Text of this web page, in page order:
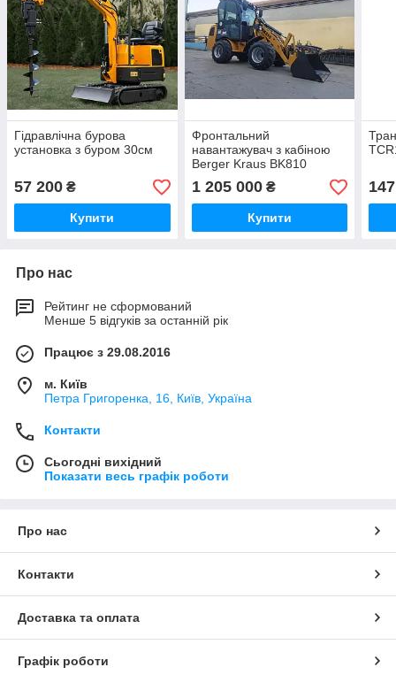
Гідравлічна бурова
установка з буром 30см
57 200 ₴
Купити
Фронтальний
навантажувач з кабіною
Berger Kraus BK810
двигун Perkins Євро 5
1 205 000₴
Купити
Про нас
Рейтинг не сформований
Менше 5 відгуків за останній рік
Працює з 29.08.2016
м. Київ
Петра Григоренка, 16, Київ, Україна
Контакти
Сьогодні вихідний
Показати весь графік роботи
Про нас
Контакти
Доставка та оплата
Графік роботи